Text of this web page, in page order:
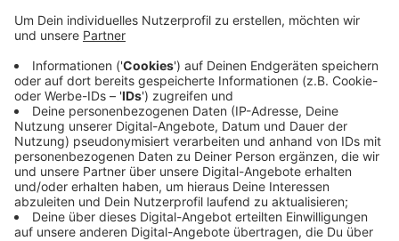
Anzeige
Die Polizei habe die Schlägerei aufgelöst. Ein
Tatverdächtiger habe unter anderem Reizgas
versprüht. Acht Menschen hatten danach gereizte
Atemwege und Augen. Es gab eine Festnahme und
Anzeigen wegen Landfriedensbruch und Verstößen
gegen das Betäubungsmittelgesetz. Schon in der
Nacht zu Sonntag hatte es eine Auseinandersetzung
zwischen mehreren Männern und der Polizei gegeben.